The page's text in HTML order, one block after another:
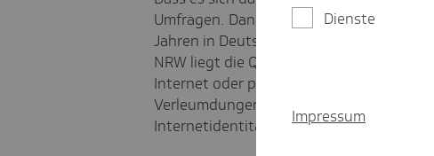
Umfragen. Danach waren 32 Prozent der
Jahren in Deutschland bereits einmal
NRW liegt die Quote sogar bei 36
Internet oder per Handy direkt bedroht
Verleumdungen und bei rund zehn
Internetidentität.
Dienste
Impressum